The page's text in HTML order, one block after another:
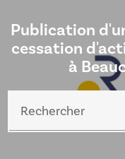
Publication
cessation
à
Rechercher